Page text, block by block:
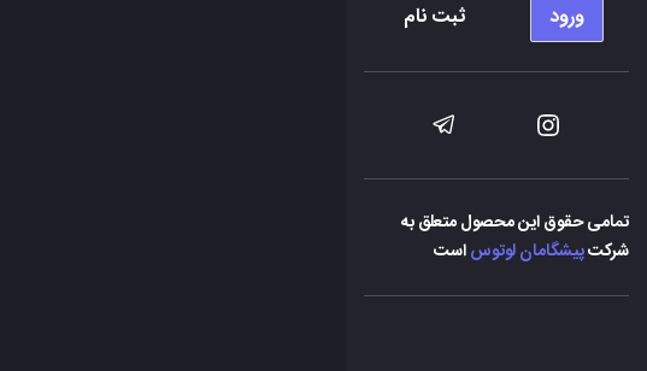
ورود ثبت نام
تمامی حقوق این محصول متعلق به
شرکتپیشگامان لوتوساست